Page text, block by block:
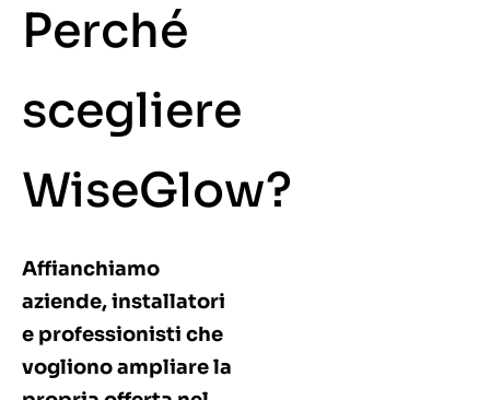
Perché
scegliere
WiseGlow?
Affianchiamo
aziende, installatori
e professionisti che
vogliono ampliare la